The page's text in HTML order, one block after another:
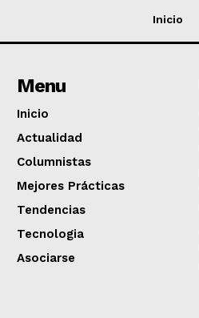
Inicio
Menu
Inicio
Actualidad
Columnistas
Mejores Prácticas
Tendencias
Tecnologia
Asociarse